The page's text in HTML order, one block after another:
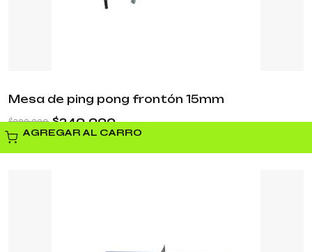
AGREGAR AL CARRO
Mesa de ping pong frontón 15mm
$399.990 $249.990